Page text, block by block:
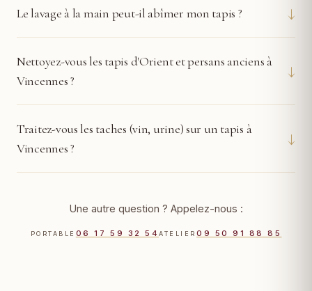
Le lavage à la main peut-il abîmer mon tapis ? ↓
Nettoyez-vous les tapis d'Orient et persans anciens à
Vincennes ?
↓
Traitez-vous les taches (vin, urine) sur un tapis à
Vincennes ?
↓
Une autre question ? Appelez-nous :
PORTABLE 06 17 59 32 54ATELIER09 50 91 88 85